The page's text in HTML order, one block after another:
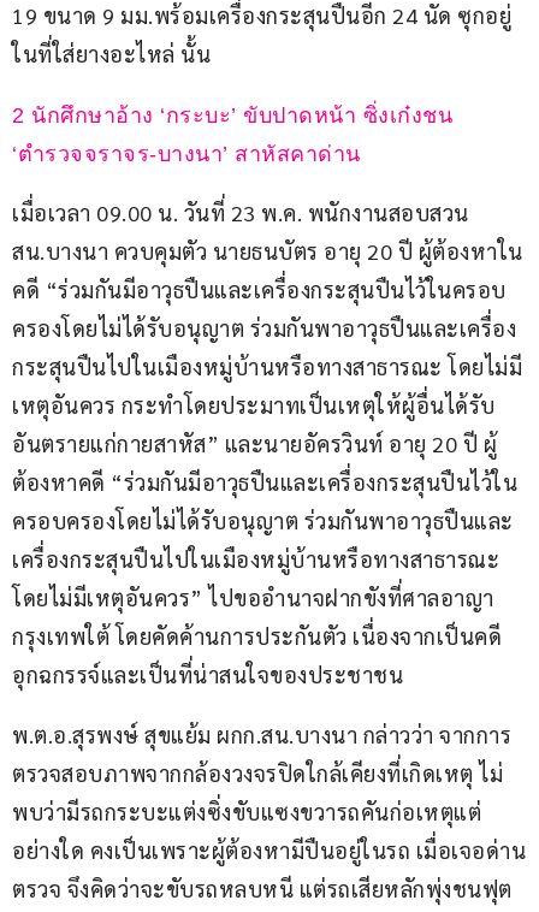
19 ขนาด 9 มม.พร้อมเครื่องกระสุนปืนอีก 24 นัด ซุกอยู่
ในที่ใส่ยางอะไหล่ นั้น
2 นักศึกษาอ้าง ‘กระบะ’ ขับปาดหน้า ซิ่งเก๋งชน
‘ตำรวจจราจร-บางนา’ สาหัสคาด่าน
เมื่อเวลา 09.00 น. วันที่ 23 พ.ค. พนักงานสอบสวน
สน.บางนา ควบคุมตัว นายธนบัตร อายุ 20 ปี ผู้ต้องหาใน
คดี “ร่วมกันมีอาวุธปืนและเครื่องกระสุนปืนไว้ในครอบ
ครองโดยไม่ได้รับอนุญาต ร่วมกันพาอาวุธปืนและเครื่อง
กระสุนปืนไปในเมืองหมู่บ้านหรือทางสาธารณะ โดยไม่มี
เหตุอันควร กระทำโดยประมาทเป็นเหตุให้ผู้อื่นได้รับ
อันตรายแก่กายสาหัส” และนายอัครวินท์ อายุ 20 ปี ผู้
ต้องหาคดี “ร่วมกันมีอาวุธปืนและเครื่องกระสุนปืนไว้ใน
ครอบครองโดยไม่ได้รับอนุญาต ร่วมกันพาอาวุธปืนและ
เครื่องกระสุนปืนไปในเมืองหมู่บ้านหรือทางสาธารณะ
โดยไม่มีเหตุอันควร” ไปขออำนาจฝากขังที่ศาลอาญา
กรุงเทพใต้ โดยคัดค้านการประกันตัว เนื่องจากเป็นคดี
อุกฉกรรจ์และเป็นที่น่าสนใจของประชาชน
พ.ต.อ.สุรพงษ์ สุขแย้ม ผกก.สน.บางนา กล่าวว่า จากการ
ตรวจสอบภาพจากกล้องวงจรปิดใกล้เคียงที่เกิดเหตุ ไม่
พบว่ามีรถกระบะแต่งซิ่งขับแซงขวารถคันก่อเหตุแต่
อย่างใด คงเป็นเพราะผู้ต้องหามีปืนอยู่ในรถ เมื่อเจอด่าน
ตรวจ จึงคิดว่าจะขับรถหลบหนี แต่รถเสียหลักพุ่งชนฟุต